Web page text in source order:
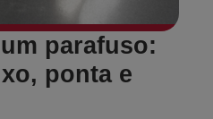
parafuso:
ponta e